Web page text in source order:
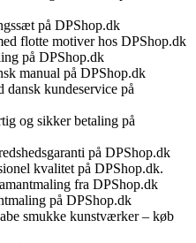
på DPShop.dk
flotte motiver hos DPShop.dk
på DPShop.dk
manual på DPShop.dk
kundeservice på
og sikker betaling på
på DPShop.dk
kvalitet på DPShop.dk.
fra DPShop.dk
på DPShop.dk
smukke kunstværker – køb